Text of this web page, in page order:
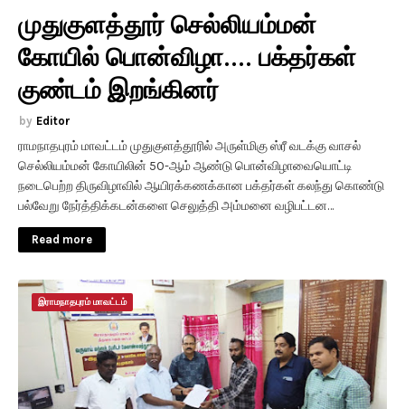
முதுகுளத்தூர் செல்லியம்மன்
கோயில் பொன்விழா.... பக்தர்கள்
குண்டம் இறங்கினர்
Editor
ராமநாதபுரம் மாவட்டம் முதுகுளத்தூரில் அருள்மிகு ஸ்ரீ வடக்கு வாசல்
செல்லியம்மன் கோயிலின் 50-ஆம் ஆண்டு பொன்விழாவையொட்டி
நடைபெற்ற திருவிழாவில் ஆயிரக்கணக்கான பக்தர்கள் கலந்து கொண்டு
பல்வேறு நேர்த்திக்கடன்களை செலுத்தி அம்மனை வழிபட்டன…
Read more
இராமநாதபுரம் மாவட்டம்